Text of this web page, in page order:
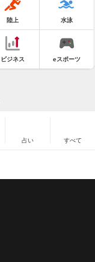
陸上 水泳
ビジネス eスポーツ
占い すべて